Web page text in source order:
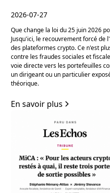
2026-07-27
Que change la loi du 25 juin 2026
Jusqu'ici, le recouvrement forcé
des plateformes crypto. Ce n'est
contre les fraudes sociales et
voie directe vers les portefeuilles
un dirigeant ou un particulier
théorique.
En savoir plus